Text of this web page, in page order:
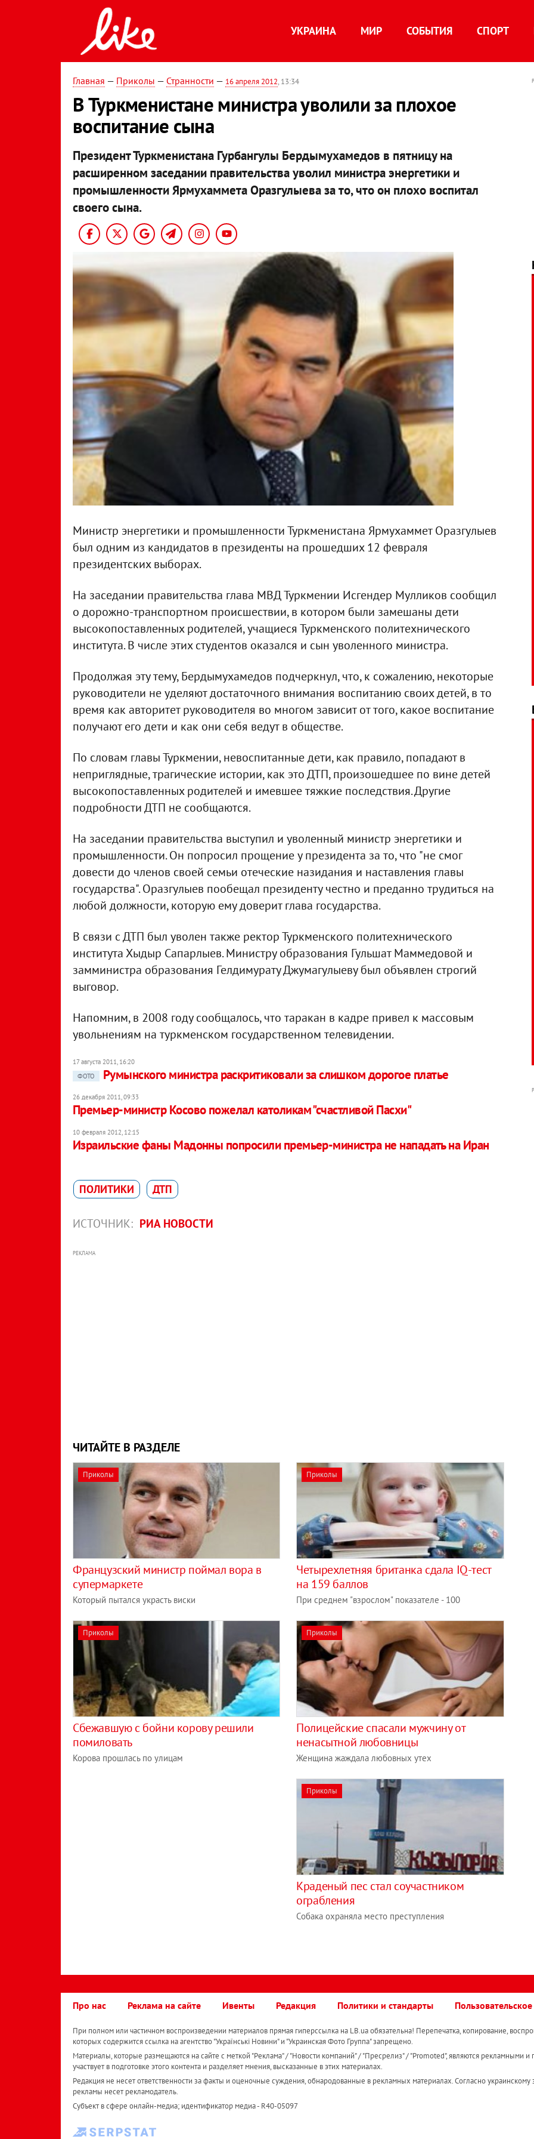
УКРАИНА МИР СОБЫТИЯ СПОРТ
Главная — Приколы — Странности — 16 апреля 2012, 13:34
В Туркменистане министра уволили за плохое
воспитание сына
Президент Туркменистана Гурбангулы Бердымухамедов в пятницу на
расширенном заседании правительства уволил министра энергетики и
промышленности Ярмухаммета Оразгулыева за то, что он плохо воспитал
своего сына.
Министр энергетики и промышленности Туркменистана Ярмухаммет Оразгулыев
был одним из кандидатов в президенты на прошедших 12 февраля
президентских выборах.
На заседании правительства глава МВД Туркмении Исгендер Мулликов сообщил
о дорожно-транспортном происшествии, в котором были замешаны дети
высокопоставленных родителей, учащиеся Туркменского политехнического
института. В числе этих студентов оказался и сын уволенного министра.
Продолжая эту тему, Бердымухамедов подчеркнул, что, к сожалению, некоторые
руководители не уделяют достаточного внимания воспитанию своих детей, в то
время как авторитет руководителя во многом зависит от того, какое воспитание
получают его дети и как они себя ведут в обществе.
По словам главы Туркмении, невоспитанные дети, как правило, попадают в
неприглядные, трагические истории, как это ДТП, произошедшее по вине детей
высокопоставленных родителей и имевшее тяжкие последствия. Другие
подробности ДТП не сообщаются.
На заседании правительства выступил и уволенный министр энергетики и
промышленности. Он попросил прощение у президента за то, что "не смог
довести до членов своей семьи отеческие назидания и наставления главы
государства". Оразгулыев пообещал президенту честно и преданно трудиться на
любой должности, которую ему доверит глава государства.
В связи с ДТП был уволен также ректор Туркменского политехнического
института Хыдыр Сапарлыев. Министру образования Гульшат Маммедовой и
замминистра образования Гелдимурату Джумагулыеву был объявлен строгий
выговор.
Напомним, в 2008 году сообщалось, что таракан в кадре привел к массовым
увольнениям на туркменском государственном телевидении.
17 августа 2011, 16:20
ФОТО
Румынского министра раскритиковали за слишком дорогое платье
26 декабря 2011, 09:33
Премьер-министр Косово пожелал католикам "счастливой Пасхи"
10 февраля 2012, 12:15
Израильские фаны Мадонны попросили премьер-министра не нападать на Иран
ПОЛИТИКИ ДТП
ИСТОЧНИК: РИА НОВОСТИ
РЕКЛАМА
ЧИТАЙТЕ В РАЗДЕЛЕ
Приколы
Французский министр поймал вора в
супермаркете
Который пытался украсть виски
Приколы
Четырехлетняя британка сдала IQ-тест
на 159 баллов
При среднем "взрослом" показателе - 100
Приколы
Сбежавшую с бойни корову решили
помиловать
Корова прошлась по улицам
Приколы
Полицейские спасали мужчину от
ненасытной любовницы
Женщина жаждала любовных утех
Приколы
Краденый пес стал соучастником
ограбления
Собака охраняла место преступления
Про нас Реклама на сайте Ивенты Редакция Политики и стандарты
При полном или частичном воспроизведении материалов прямая гиперссылка на LB.ua обязательна! Перепечатка, копирование,
которых содержится ссылка на агентство "Українськi Новини" и "Украинская Фото Группа" запрещено.
Материалы, которые размещаются на сайте с меткой "Реклама" / "Новости компаний" / "Пресрелиз" / "Promoted", являются рекламными и
участвует в подготовке этого контента и разделяет мнения, высказанные в этих материалах.
Редакция не несет ответственности за факты и оценочные суждения, обнародованные в рекламных материалах. Согласно украинскому
рекламы несет рекламодатель.
Субъект в сфере онлайн-медиа; идентификатор медиа - R40-05097